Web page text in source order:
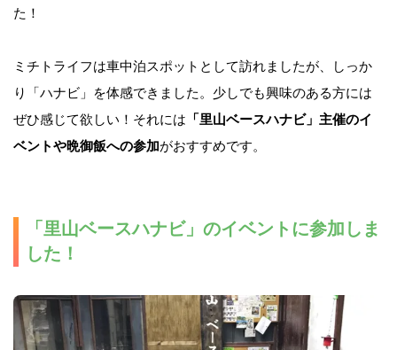
た！
ミチトライフは車中泊スポットとして訪れましたが、しっか
り「ハナビ」を体感できました。少しでも興味のある方には
ぜひ感じて欲しい！それには 「里山ベースハナビ」主催のイ
ベントや晩御飯への参加 がおすすめです。
「里山ベースハナビ」のイベントに参加しま
した！